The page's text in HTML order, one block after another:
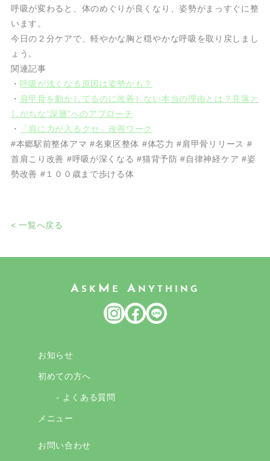
呼吸が変わると、体のめぐりが良くなり、姿勢がまっすぐに整
います。
今日の２分ケアで、軽やかな胸と穏やかな呼吸を取り戻しまし
ょう。
関連記事
・ 呼吸が浅くなる原因は姿勢かも？
・ 肩甲骨を動かしてるのに改善しない本当の理由とは？見落と
しがちな“深層”へのアプローチ
・
「肩に力が入るクセ」改善ワーク
#本郷駅前整体アマ #名東区整体 #体芯力 #肩甲骨リリース #
首肩こり改善 #呼吸が深くなる #猫背予防 #自律神経ケア #姿
勢改善 #１００歳まで歩ける体
< 一覧へ戻る
A SK M E A NYTHING
お知らせ
初めての方へ
- よくある質問
メニュー
お問い合わせ